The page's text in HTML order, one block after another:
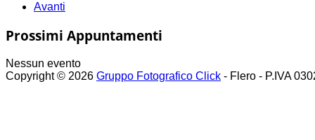
Avanti
Prossimi Appuntamenti
Nessun evento
Copyright © 2026 Gruppo Fotografico Click - Flero - P.IVA